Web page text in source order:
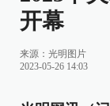
开幕
来源： 光明图片
2023-05-26 14:03